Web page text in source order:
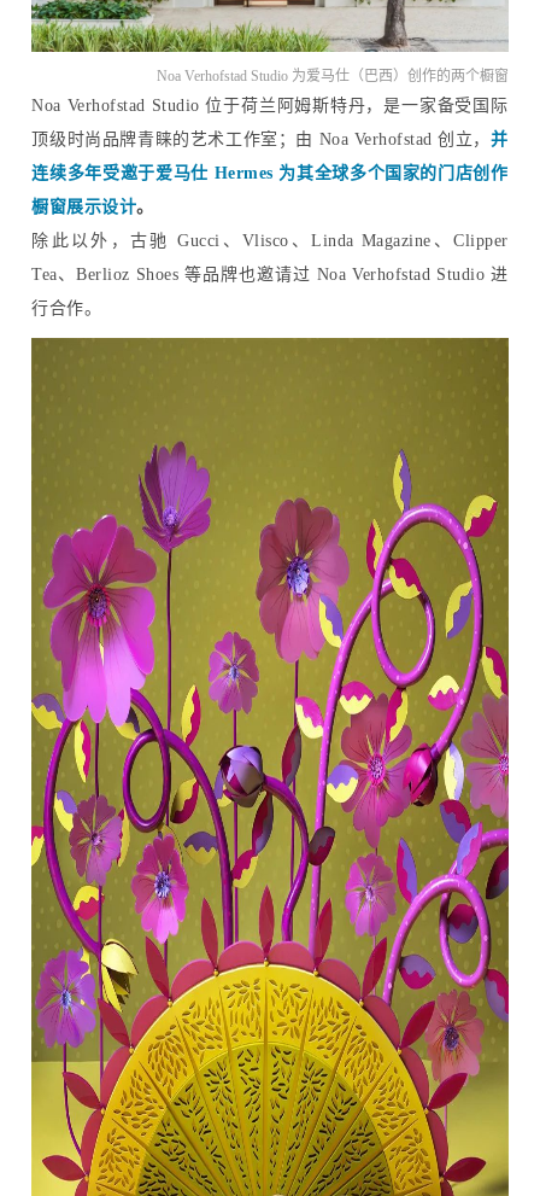
Noa Verhofstad Studio 为爱马仕（巴西）创作的两个橱窗
Noa Verhofstad Studio 位于荷兰阿姆斯特丹，是一家备受国际
顶级时尚品牌青睐的艺术工作室；由 Noa Verhofstad 创立，并
连续多年受邀于爱马仕 Hermes 为其全球多个国家的门店创作
橱窗展示设计。
除此以外，古驰 Gucci、Vlisco、Linda Magazine、Clipper
Tea、Berlioz Shoes 等品牌也邀请过 Noa Verhofstad Studio 进
行合作。